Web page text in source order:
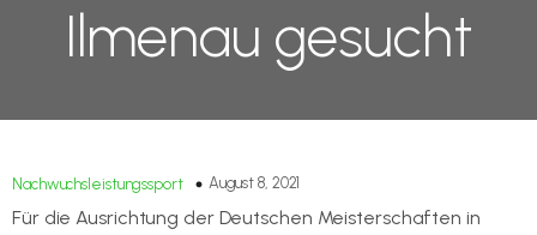
Ilmenau gesucht
Nachwuchsleistungssport August 8, 2021
Für die Ausrichtung der Deutschen Meisterschaften in